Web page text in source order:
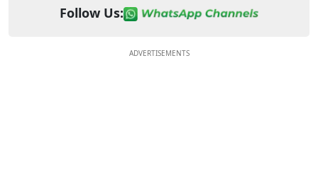
Follow Us:
ADVERTISEMENTS